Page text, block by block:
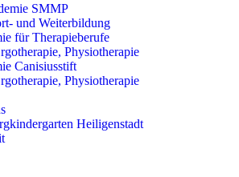
SMMP
und Weiterbildung
für Therapieberufe
Physiotherapie
Canisiusstift
Physiotherapie
Heiligenstadt